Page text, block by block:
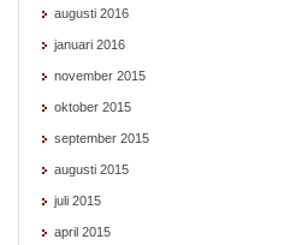
augusti 2016
januari 2016
november 2015
oktober 2015
september 2015
augusti 2015
juli 2015
april 2015